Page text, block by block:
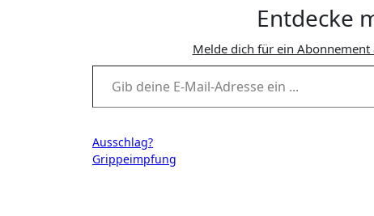
Entdecke
Melde dich für ein
Gib deine E-Mail-Adresse ein ...
Beitragsnavigation
Ausschlag?
Grippeimpfung